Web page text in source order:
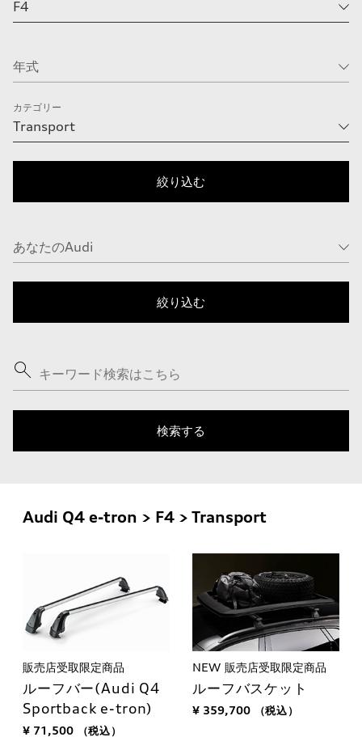
カテゴリー
Audi Q4 e-tron > F4 > Transport
販売店受取限定商品
ルーフバー(Audi Q4
Sportback e-tron)
¥ 71,500 （税込）
NEW 販売店受取限定商品
ルーフバスケット
¥ 359,700 （税込）